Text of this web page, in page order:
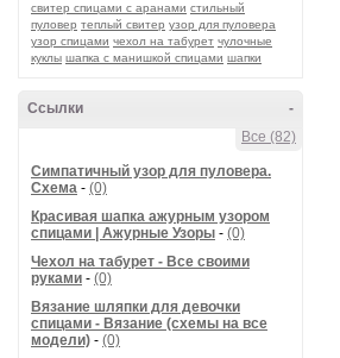
свитер спицами с аранами стильный
пуловер теплый свитер узор для пуловера
узор спицами чехол на табурет чулочные
куклы шапка с манишкой спицами шапки
-
Ссылки
Все (82)
Симпатичный узор для пуловера.
Схема - (0)
Красивая шапка ажурным узором
спицами | Ажурные Узоры - (0)
Чехол на табурет - Все своими
руками - (0)
Вязание шляпки для девочки
спицами - Вязание (схемы на все
модели) - (0)